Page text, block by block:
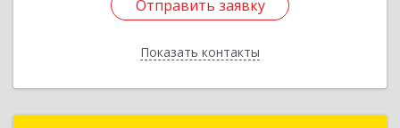
Отправить заявку
Показать контакты
Отправить заявку
Назад